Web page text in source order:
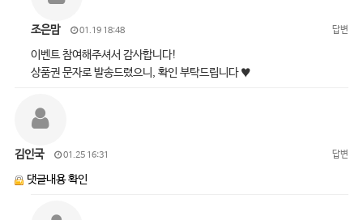
조은맘 01.19 18:48 답변
이벤트 참여해주셔서 감사합니다!
상품권 문자로 발송드렸으니, 확인 부탁드립니다 ♥
김인국 01.25 16:31 답변
댓글내용 확인